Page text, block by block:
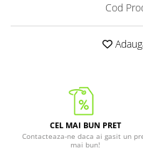
Cod
CEL MAI BUN PRET
Contacteaza-ne daca ai gasit un
mai bun!